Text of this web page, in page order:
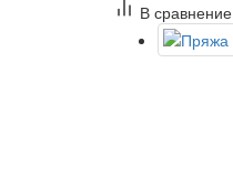
В сравнение